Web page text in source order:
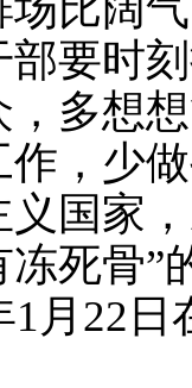
部要时
，多想
作，少
义国家
冻死骨”
1月22